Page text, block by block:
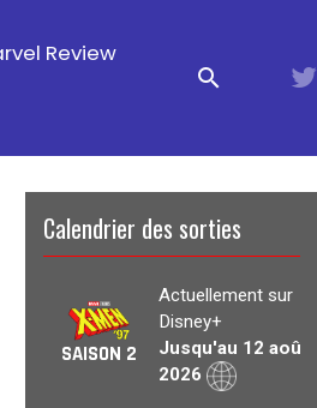
Review
Calendrier des sorties
SAISON 2
Actuellement sur
Disney+
Jusqu'au 12 août
2026